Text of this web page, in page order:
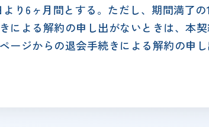
り6ヶ月間とする。ただし、期間満了
による解約の申し出がないときは、本
ージからの退会手続きによる解約の申